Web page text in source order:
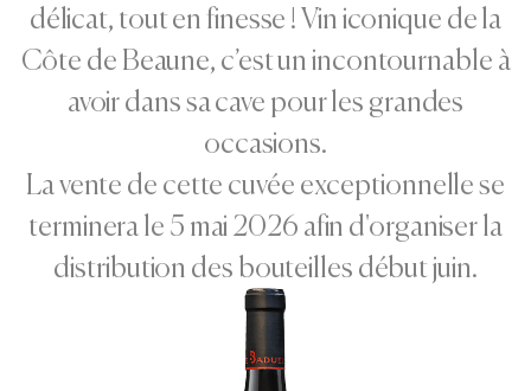
délicat, tout en finesse ! Vin iconique de la
Côte de Beaune, c’est un incontournable à
avoir dans sa cave pour les grandes
occasions.
La vente de cette cuvée exceptionnelle se
terminera le 5 mai 2026 afin d'organiser la
distribution des bouteilles début juin.